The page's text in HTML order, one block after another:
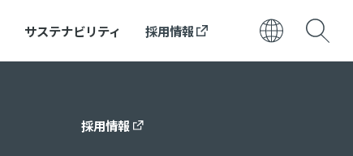
サステナビリティ 採用情報
採用情報